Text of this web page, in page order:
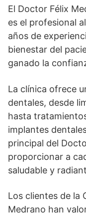
El Doctor Félix
es el profesional
años de
bienestar del
ganado la
La clínica ofrece
dentales, desde
hasta
implantes
principal del
proporcionar a
saludable y
Los clientes de la
Medrano han